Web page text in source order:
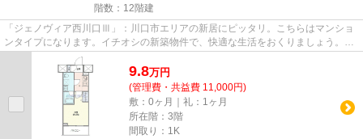
階数：12階建
「ジェノヴィア西川口Ⅲ」：川口市エリアの新居にピッタリ。こちらはマンショ
ンタイプになります。イチオシの新築物件で、快適な生活をおくりましょう。ニ
ーズの高い、令和7年築の物件...
9.8万円
(管理費・共益費 11,000円)
敷：0ヶ月｜礼：1ヶ月
所在階：3階
間取り：1K